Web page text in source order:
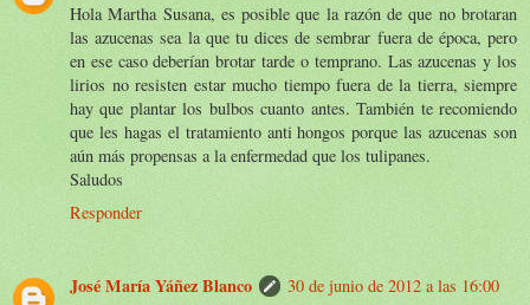
Hola Martha Susana, es posible que la razón de que no brotaran
las azucenas sea la que tu dices de sembrar fuera de época, pero
en ese caso deberían brotar tarde o temprano. Las azucenas y los
lirios no resisten estar mucho tiempo fuera de la tierra, siempre
hay que plantar los bulbos cuanto antes. También te recomiendo
que les hagas el tratamiento anti hongos porque las azucenas son
aún más propensas a la enfermedad que los tulipanes.
Saludos
Responder
José María Yáñez Blanco
30 de junio de 2012 a las 16:00